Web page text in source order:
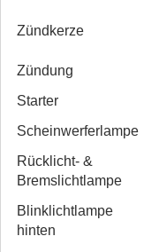
Zündkerze
Zündung
Starter
Scheinwerfer­lampe
Rücklicht- &
Bremslicht­lampe
Blinklichtlampe
hinten